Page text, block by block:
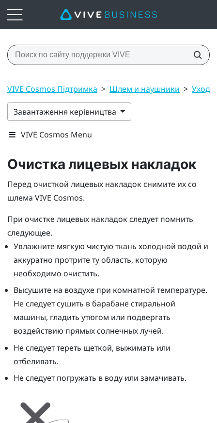
VIVE Cosmos Підтримка > Шлем и наушники > Уход
Завантаження керівництва
VIVE Cosmos Menu
Очистка лицевых накладок
Перед очисткой лицевых накладок снимите их со
шлема VIVE Cosmos.
При очистке лицевых накладок следует помнить
следующее.
Увлажните мягкую чистую ткань холодной водой и
аккуратно протрите ту область, которую
необходимо очистить.
Высушите на воздухе при комнатной температуре.
Не следует сушить в барабане стиральной
машины, гладить утюгом или подвергать
воздействию прямых солнечных лучей.
Не следует тереть щеткой, выжимать или
отбеливать.
Не следует погружать в воду или замачивать.